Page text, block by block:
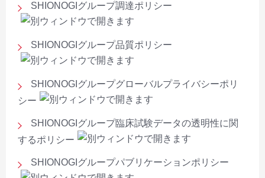
SHIONOGIグループ調達ポリシー
SHIONOGIグループ品質ポリシー
SHIONOGIグループグローバルプライバシーポリ
シー
SHIONOGIグループ臨床試験データの透明性に関
するポリシー
SHIONOGIグループパブリケーションポリシー